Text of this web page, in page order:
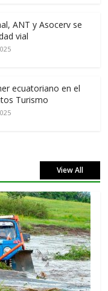
ANT y Asocerv se
vial
ecuatoriano en el
Turismo
View All